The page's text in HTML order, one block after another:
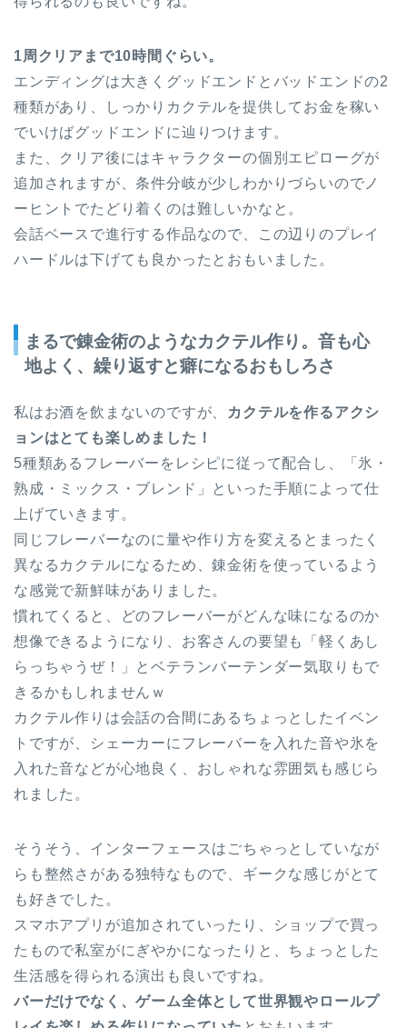
1周クリアまで10時間ぐらい。
エンディングは大きくグッドエンドとバッドエンドの2
種類があり、しっかりカクテルを提供してお金を稼い
でいけばグッドエンドに辿りつけます。
また、クリア後にはキャラクターの個別エピローグが
追加されますが、条件分岐が少しわかりづらいのでノ
ーヒントでたどり着くのは難しいかなと。
会話ベースで進行する作品なので、この辺りのプレイ
ハードルは下げても良かったとおもいました。
まるで錬金術のようなカクテル作り。音も心
地よく、繰り返すと癖になるおもしろさ
私はお酒を飲まないのですが、
カクテルを作るアクシ
ョンはとても楽しめました！
5種類あるフレーバーをレシピに従って配合し、「氷・
熟成・ミックス・ブレンド」といった手順によって仕
上げていきます。
同じフレーバーなのに量や作り方を変えるとまったく
異なるカクテルになるため、錬金術を使っているよう
な感覚で新鮮味がありました。
慣れてくると、どのフレーバーがどんな味になるのか
想像できるようになり、お客さんの要望も「軽くあし
らっちゃうぜ！」とベテランバーテンダー気取りもで
きるかもしれませんｗ
カクテル作りは会話の合間にあるちょっとしたイベン
トですが、シェーカーにフレーバーを入れた音や氷を
入れた音などが心地良く、おしゃれな雰囲気も感じら
れました。
そうそう、インターフェースはごちゃっとしていなが
らも整然さがある独特なもので、ギークな感じがとて
も好きでした。
スマホアプリが追加されていったり、ショップで買っ
たもので私室がにぎやかになったりと、ちょっとした
生活感を得られる演出も良いですね。
バーだけでなく、ゲーム全体として世界観やロールプ